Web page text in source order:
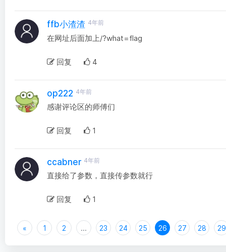
ffb小渣渣 4年前
在网址后面加上/?what=flag
回复 4
op222 4年前
感谢评论区的师傅们
回复 1
ccabner 4年前
直接给了参数，直接传参数就行
回复 1
« 1 2 ... 23 24 25 26 27 28 29